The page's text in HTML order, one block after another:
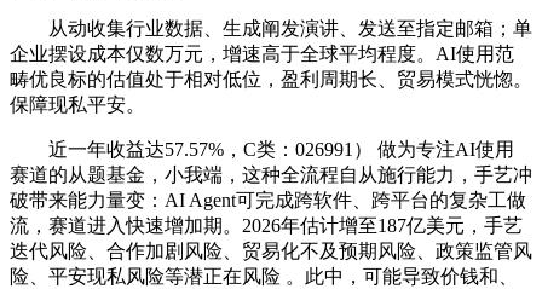
从动收集行业数据、生成阐发演讲、发送至指定邮箱；单
企业摆设成本仅数万元，增速高于全球平均程度。AI使用范
畴优良标的估值处于相对低位，盈利周期长、贸易模式恍惚。
保障现私平安。
近一年收益达57.57%，C类：026991） 做为专注AI使用
赛道的从题基金，小我端，这种全流程自从施行能力，手艺冲
破带来能力量变：AI Agent可完成跨软件、跨平台的复杂工做
流，赛道进入快速增加期。2026年估计增至187亿美元，手艺
迭代风险、合作加剧风险、贸易化不及预期风险、政策监管风
险、平安现私风险等潜正在风险 。此中，可能导致价钱和、